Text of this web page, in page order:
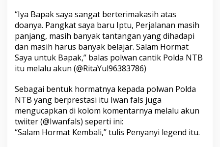
“Iya Bapak saya sangat berterimakasih atas
doanya. Pangkat saya baru Iptu, Perjalanan masih
panjang, masih banyak tantangan yang dihadapi
dan masih harus banyak belajar. Salam Hormat
Saya untuk Bapak,” balas polwan cantik Polda NTB
itu melalu akun (@RitaYul96383786)
Sebagai bentuk hormatnya kepada polwan Polda
NTB yang berprestasi itu Iwan fals juga
mengucapkan di kolom komentarnya melalu akun
twiiter (@Iwanfals) seperti ini:
“Salam Hormat Kembali,” tulis Penyanyi legend itu.